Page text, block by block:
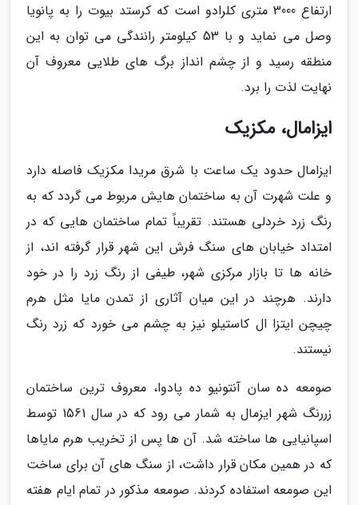
ارتفاع 3000 متری کلرادو است که کرستد بیوت را به پانویا
وصل می نماید و با 53 کیلومتر رانندگی می توان به این
منطقه رسید و از چشم انداز برگ های طلایی معروف آن
نهایت لذت را برد.
ایزامال، مکزیک
ایزامال حدود یک ساعت با شرق مریدا مکزیک فاصله دارد
و علت شهرت آن به ساختمان هایش مربوط می گردد که به
رنگ زرد خردلی هستند. تقریباً تمام ساختمان هایی که در
امتداد خیابان های سنگ فرش این شهر قرار گرفته اند، از
خانه ها تا بازار مرکزی شهر، طیفی از رنگ زرد را در خود
دارند. هرچند در این میان آثاری از تمدن مایا مثل هرم
چیچن ایتزا ال کاستیلو نیز به چشم می خورد که زرد رنگ
نیستند.
صومعه ده سان آنتونیو ده پادوا، معروف ترین ساختمان
زررنگ شهر ایزمال به شمار می رود که در سال 1561 توسط
اسپانیایی ها ساخته شد. آن ها پس از تخریب هرم مایاها
که در همین مکان قرار داشت، از سنگ های آن برای ساخت
این صومعه استفاده کردند. صومعه مذکور در تمام ایام هفته